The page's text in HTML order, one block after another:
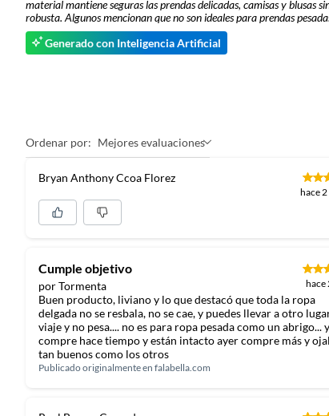
Para complementar tu compra, considera los
esenciales para mantener tu ropa organizada y en
material mantiene seguras las prendas delicadas, camisas y
robusta. Algunos mencionan que no son ideales para prendas
Generado con Inteligencia Artificial
Ordenar por: Mejores evaluaciones
Bryan Anthony Ccoa Florez
hace 2
Cumple objetivo
por Tormenta hace
Buen producto, liviano y lo que destacó que toda la ropa
delgada no se resbala, no se cae, y puedes llevar a otro
viaje y no pesa.... no es para ropa pesada como un abrigo...
compre hace tiempo y están intacto ayer compre más y
tan buenos como los otros
Publicado originalmente en falabella.com